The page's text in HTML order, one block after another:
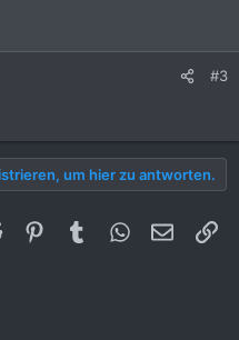
#3
um hier zu antworten.
Reddit PinterestTumblrWhatsApp
E-Mail